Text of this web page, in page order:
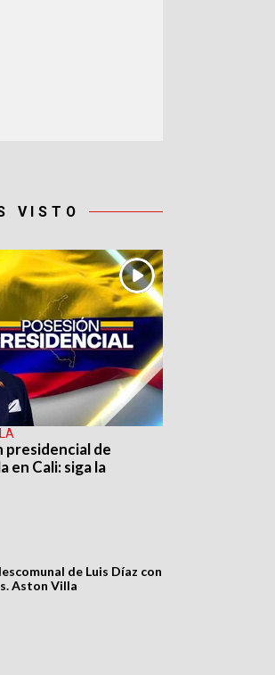
VISTO
presidencial de
en Cali: siga la
de Luis Díaz con
Aston Villa